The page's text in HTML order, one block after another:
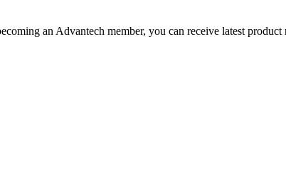
an Advantech member, you can receive latest